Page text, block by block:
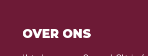
OVER ONS